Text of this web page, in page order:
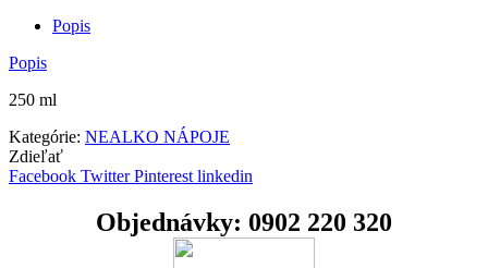
Popis
Popis
250 ml
Kategórie: NEALKO NÁPOJE
Zdieľať
Facebook Twitter Pinterest linkedin
Objednávky: 0902 220 320